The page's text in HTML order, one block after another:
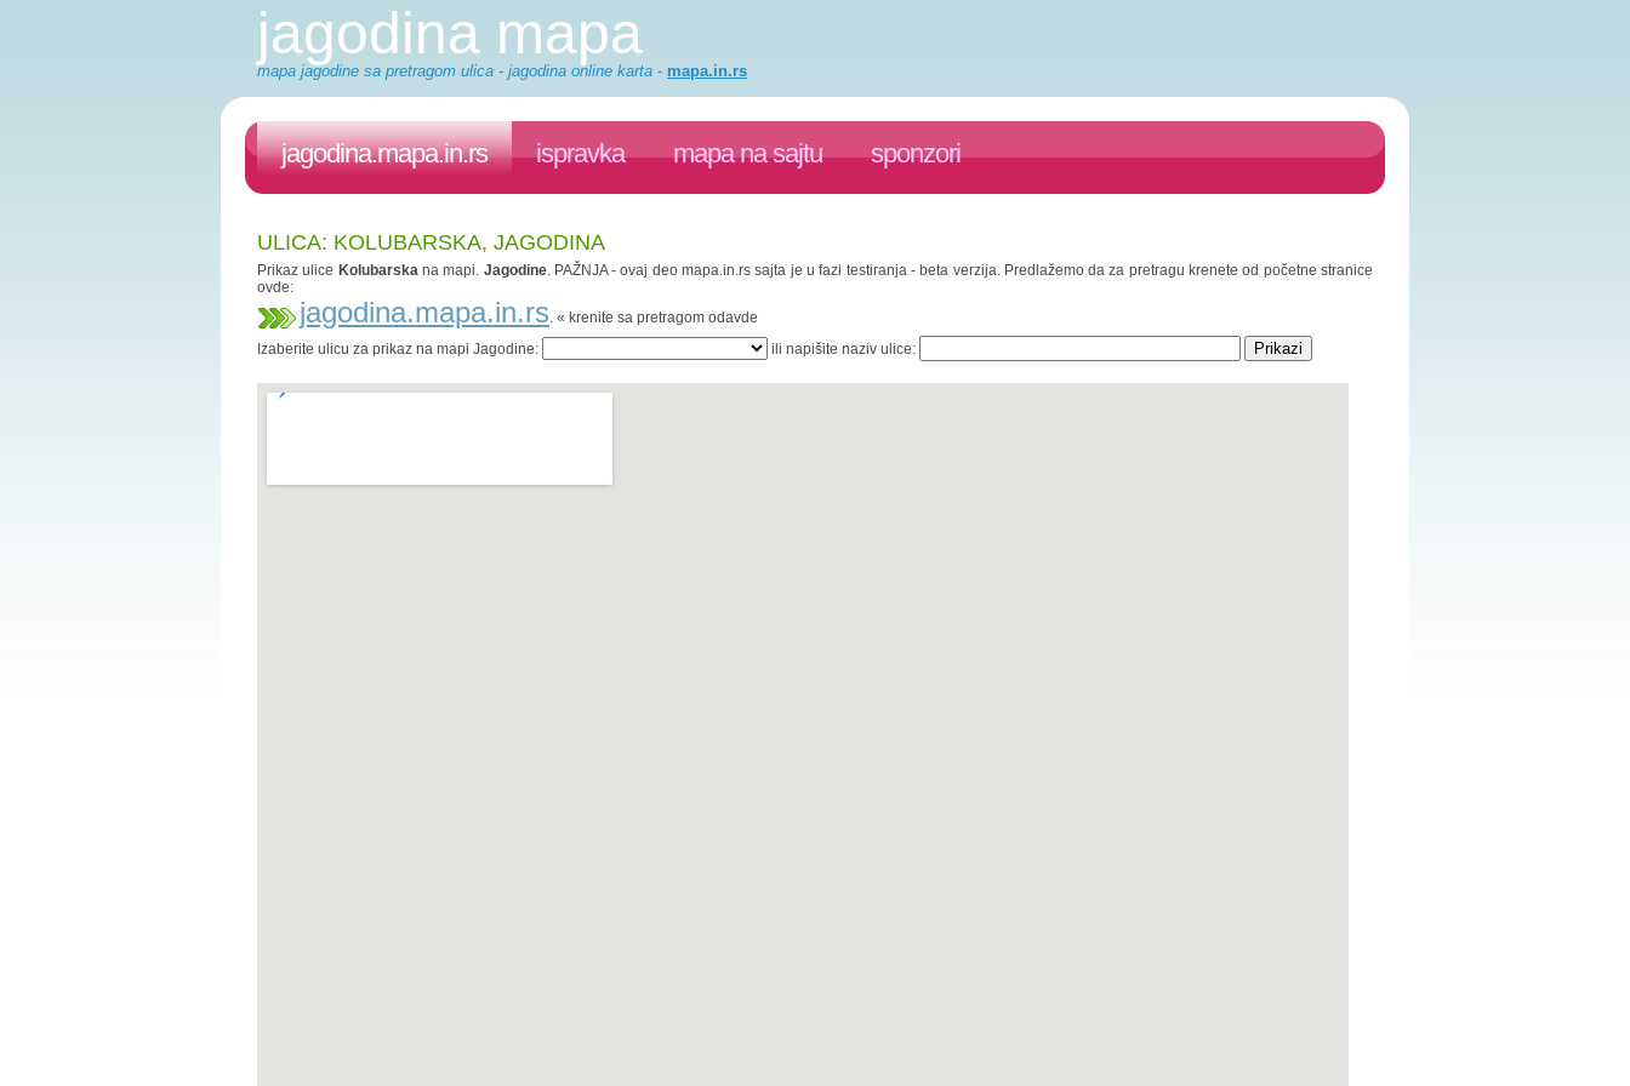
jagodina mapa
mapa jagodine sa pretragom ulica - jagodina online karta - mapa.in.rs
jagodina.mapa.in.rs ispravka mapa na sajtu sponzori
ULICA: KOLUBARSKA, JAGODINA
Prikaz ulice Kolubarskana mapi. Jagodine. PAŽNJA - ovaj deo mapa.in.rs sajta je u fazi testiranja - beta verzija. Predlažemo da za pretragu krenete od početne stranice
ovde:
jagodina.mapa.in.rs. « krenite sa pretragom odavde
Izaberite ulicu za prikaz na mapi Jagodine:
ili napišite naziv ulice: